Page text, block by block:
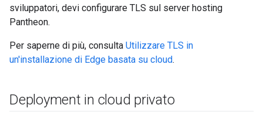
sviluppatori, devi configurare TLS sul server hosting
Pantheon.
Per saperne di più, consulta Utilizzare TLS in
un'installazione di Edge basata su cloud.
Deployment in cloud privato